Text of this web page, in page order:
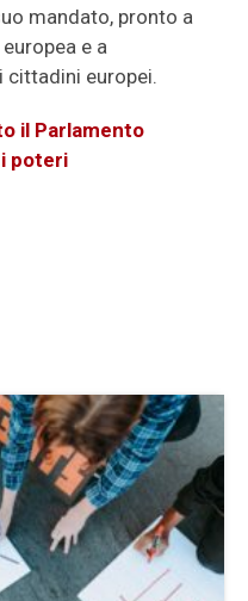
mandato, pronto a
e a
cittadini europei.
il Parlamento
poteri